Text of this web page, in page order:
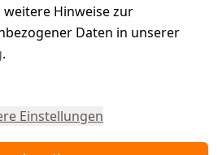
weitere Hinweise zur
Daten in unserer
.
Einstellungen